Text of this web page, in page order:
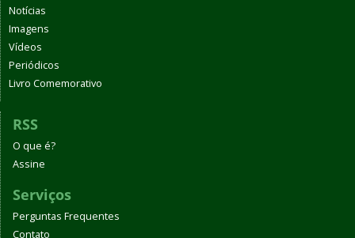
Notícias
Imagens
Vídeos
Periódicos
Livro Comemorativo
RSS
O que é?
Assine
Serviços
Perguntas Frequentes
Contato